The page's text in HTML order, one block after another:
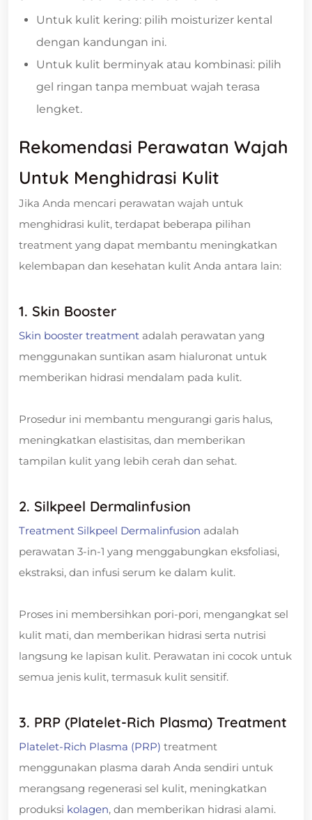
Untuk kulit kering: pilih moisturizer kental
dengan kandungan ini.
Untuk kulit berminyak atau kombinasi: pilih
gel ringan tanpa membuat wajah terasa
lengket.
Rekomendasi Perawatan Wajah
Untuk Menghidrasi Kulit
Jika Anda mencari perawatan wajah untuk
menghidrasi kulit, terdapat beberapa pilihan
treatment yang dapat membantu meningkatkan
kelembapan dan kesehatan kulit Anda antara lain:
1. Skin Booster
Skin booster treatment adalah perawatan yang
menggunakan suntikan asam hialuronat untuk
memberikan hidrasi mendalam pada kulit.
Prosedur ini membantu mengurangi garis halus,
meningkatkan elastisitas, dan memberikan
tampilan kulit yang lebih cerah dan sehat.
2. Silkpeel Dermalinfusion
Treatment Silkpeel Dermalinfusion adalah
perawatan 3-in-1 yang menggabungkan eksfoliasi,
ekstraksi, dan infusi serum ke dalam kulit.
Proses ini membersihkan pori-pori, mengangkat sel
kulit mati, dan memberikan hidrasi serta nutrisi
langsung ke lapisan kulit. Perawatan ini cocok untuk
semua jenis kulit, termasuk kulit sensitif.
3. PRP (Platelet-Rich Plasma) Treatment
Platelet-Rich Plasma (PRP) treatment
menggunakan plasma darah Anda sendiri untuk
merangsang regenerasi sel kulit, meningkatkan
produksi kolagen, dan memberikan hidrasi alami.